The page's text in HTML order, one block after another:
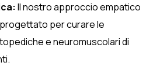
Il nostro approccio empatico
per curare le
e neuromuscolari di